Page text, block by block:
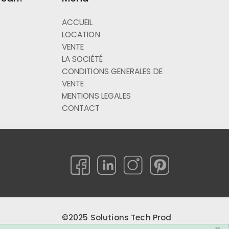
ACCUEIL
LOCATION
VENTE
LA SOCIÉTÉ
CONDITIONS GENERALES DE
VENTE
MENTIONS LEGALES
CONTACT
©2025 Solutions Tech Prod